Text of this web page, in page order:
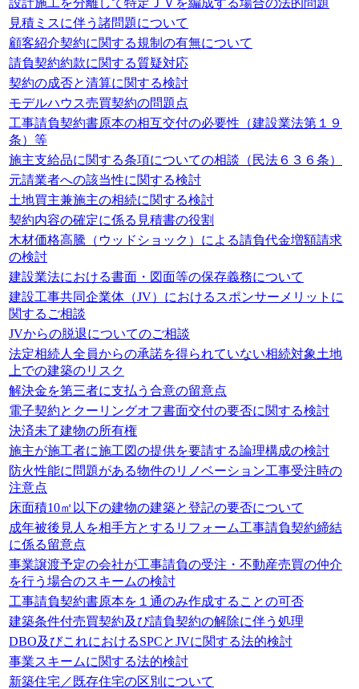
見積ミスに伴う諸問題について
顧客紹介契約に関する規制の有無について
請負契約約款に関する質疑対応
契約の成否と清算に関する検討
モデルハウス売買契約の問題点
工事請負契約書原本の相互交付の必要性（建設業法第１９
条）等
施主支給品に関する条項についての相談（民法６３６条）
元請業者への該当性に関する検討
土地買主兼施主の相続に関する検討
契約内容の確定に係る見積書の役割
木材価格高騰（ウッドショック）による請負代金増額請求
の検討
建設業法における書面・図面等の保存義務について
建設工事共同企業体（JV）におけるスポンサーメリットに
関するご相談
JVからの脱退についてのご相談
法定相続人全員からの承諾を得られていない相続対象土地
上での建築のリスク
解決金を第三者に支払う合意の留意点
電子契約とクーリングオフ書面交付の要否に関する検討
決済未了建物の所有権
施主が施工者に施工図の提供を要請する論理構成の検討
防火性能に問題がある物件のリノベーション工事受注時の
注意点
床面積10㎡以下の建物の建築と登記の要否について
成年被後見人を相手方とするリフォーム工事請負契約締結
に係る留意点
事業譲渡予定の会社が工事請負の受注・不動産売買の仲介
を行う場合のスキームの検討
工事請負契約書原本を１通のみ作成することの可否
建築条件付売買契約及び請負契約の解除に伴う処理
DBO及びこれにおけるSPCとJVに関する法的検討
事業スキームに関する法的検討
新築住宅／既存住宅の区別について